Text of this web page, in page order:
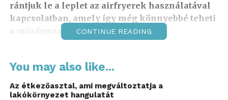
rántjuk le a leplet az airfryerek használatával
kapcsolatban, amely így még könnyebbé teheti
a mindennapi konyhai életet.
hasábburgonyán túl
Sokan úgy gondolják, hogy az airfryer kizárólag
CONTINUE READING
You may also like...
Az étkezőasztal, ami megváltoztatja a
lakókörnyezet hangulatát